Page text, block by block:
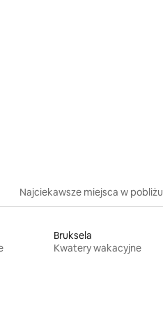
na 5, liczba recenzji: 94
Najciekawsze miejsca w pobliżu
Bruksela
Kwatery wakacyjne